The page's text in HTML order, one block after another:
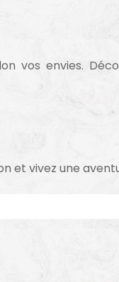
vos envies.
et vivez une